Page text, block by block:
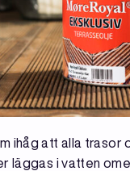
ihåg att alla trasor
läggas i vatten